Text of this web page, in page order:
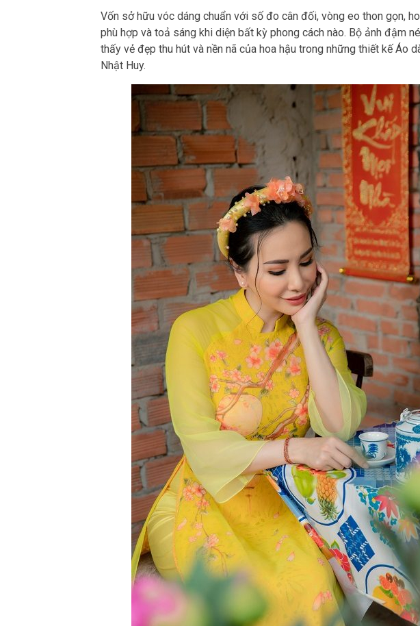
Vốn sở hữu vóc dáng chuẩn với số đo cân đối, vòng eo thon gọn,
phù hợp và toả sáng khi diện bất kỳ phong cách nào. Bộ ảnh đậm
thấy vẻ đẹp thu hút và nền nã của hoa hậu trong những thiết kế Áo
Nhật Huy.